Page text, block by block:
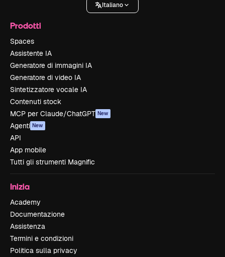
Italiano
Prodotti
Spaces
Assistente IA
Generatore di immagini IA
Generatore di video IA
Sintetizzatore vocale IA
Contenuti stock
MCP per Claude/ChatGPT New
Agenti New
API
App mobile
Tutti gli strumenti Magnific
Inizia
Academy
Documentazione
Assistenza
Termini e condizioni
Politica sulla privacy